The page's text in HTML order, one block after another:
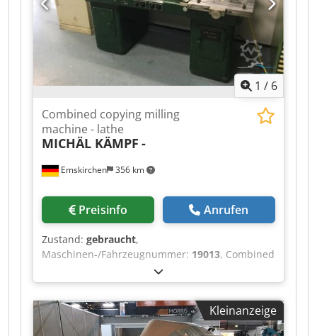
1 / 6
Emskirchen 356 km
Combined copying milling
machine - lathe
MICHÄL KÄMPF -
Preisinfo Anrufen
Zustand: gebraucht,
Maschinen-/Fahrzeugnummer: 19013, Combined
copying milling machine - lathe MICHÄL KÄMPF
Online-Video-Inspection by Skype-Video We
would be very pleased with your visit - more
machines on Stock Available Immediately - Can
be inspect Dwedpfx Ahsh Axryslsa On Stock
Kleinanzeige